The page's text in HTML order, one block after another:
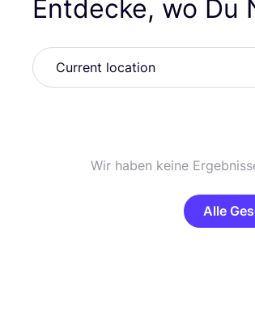
Entdecke, wo Du
Wir haben keine
Alle